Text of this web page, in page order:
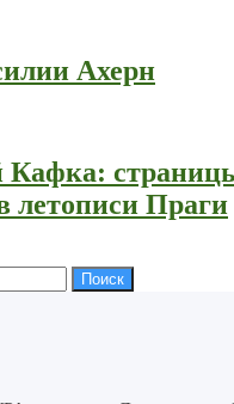
Ахерн
Кафка:
летописи Праги